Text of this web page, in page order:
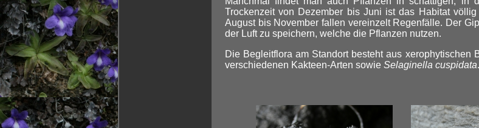
Trockenzeit von Dezember bis Juni ist das Habitat
August bis November fallen vereinzelt Regenfälle. Der
der Luft zu speichern, welche die Pflanzen nutzen.
Die Begleitflora am Standort besteht aus xerophytischen
verschiedenen Kakteen-Arten sowie Selaginella cuspidata.